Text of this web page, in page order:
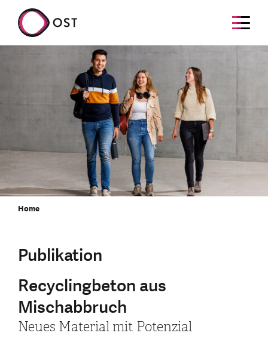
Home
Publikation
Recyclingbeton aus
Mischabbruch
Neues Material mit Potenzial